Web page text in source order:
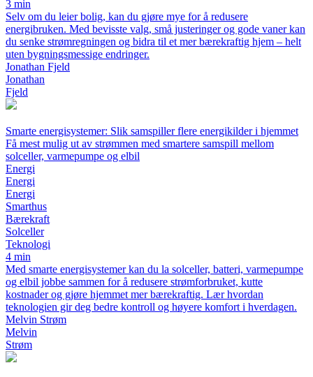
3 min
Selv om du leier bolig, kan du gjøre mye for å redusere
energibruken. Med bevisste valg, små justeringer og gode vaner kan
du senke strømregningen og bidra til et mer bærekraftig hjem – helt
uten bygningsmessige endringer.
Jonathan Fjeld
Jonathan
Fjeld
Smarte energisystemer: Slik samspiller flere energikilder i hjemmet
Få mest mulig ut av strømmen med smartere samspill mellom
solceller, varmepumpe og elbil
Energi
Energi
Energi
Smarthus
Bærekraft
Solceller
Teknologi
4 min
Med smarte energisystemer kan du la solceller, batteri, varmepumpe
og elbil jobbe sammen for å redusere strømforbruket, kutte
kostnader og gjøre hjemmet mer bærekraftig. Lær hvordan
teknologien gir deg bedre kontroll og høyere komfort i hverdagen.
Melvin Strøm
Melvin
Strøm